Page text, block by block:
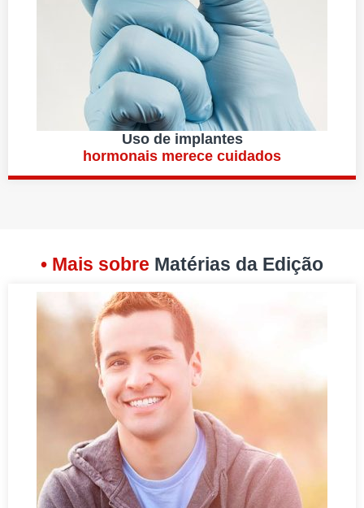
Uso de implantes
hormonais merece cuidados
• Mais sobre Matérias da Edição